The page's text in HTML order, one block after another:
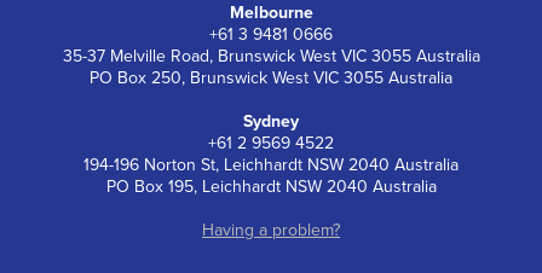
Melbourne
+61 3 9481 0666
35-37 Melville Road, Brunswick West VIC 3055 Australia
PO Box 250, Brunswick West VIC 3055 Australia
Sydney
+61 2 9569 4522
194-196 Norton St, Leichhardt NSW 2040 Australia
PO Box 195, Leichhardt NSW 2040 Australia
Having a problem?